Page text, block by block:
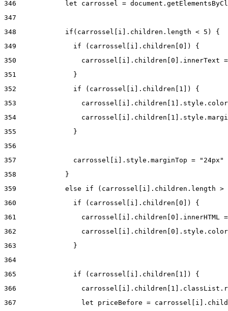
346
let carrossel =
347
348
            if(carrossel[i].children.length < 5) {
349
              if (carrossel[i].children[0]) {
350
carrossel[i].children[0].innerText
351
              }
352
              if (carrossel[i].children[1]) {
353
354
355
              }
356
357
              carrossel[i].style.marginTop = "24px"
358
            }
359
else if (carrossel[i].children.length
360
              if (carrossel[i].children[0]) {
361
carrossel[i].children[0].innerHTML
362
363
              }
364
365
              if (carrossel[i].children[1]) {
366
367
let priceBefore =